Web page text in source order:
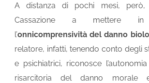
A distanza di pochi mesi,
Cassazione a mettere in
l’onnicomprensività del danno
relatore, infatti, tenendo conto degli
e psichiatrici, riconosce
risarcitoria del danno morale